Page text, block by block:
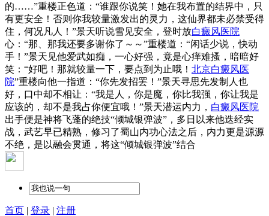
的……”重楼正色道：“谁跟你说笑！她在我布置的结界中，只
有更安全！否则你我较量激发出的灵力，这仙界都未必禁受得
住，何况凡人！”景天听说雪见安全，登时放白癜风医院
心：“那、那我还要多谢你了～～”重楼道：“闲话少说，快动
手！”景天见他爱武如痴，一心好强，竟是心痒难搔，暗暗好
笑：“好吧！那就较量一下，要点到为止哦！ 北京白癜风医
院”重楼向他一指道：“你先发招罢！”景天寻思先发制人也
好，口中却不相让：“我是人，你是魔，你比我强，你让我是
应该的，却不是我占你便宜哦！”景天潜运内力， 白癜风医院
出手便是神将飞蓬的绝技“倾城银弹波”，多日以来他迭经实
战，武艺早已精熟，修习了蜀山内功心法之后，内力更是源源
不绝，是以融会贯通，将这“倾城银弹波”结合
首页 | 登录 | 注册